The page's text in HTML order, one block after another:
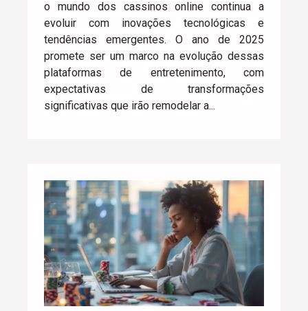
o mundo dos cassinos online continua a
evoluir com inovações tecnológicas e
tendências emergentes. O ano de 2025
promete ser um marco na evolução dessas
plataformas de entretenimento, com
expectativas de transformações
significativas que irão remodelar a...